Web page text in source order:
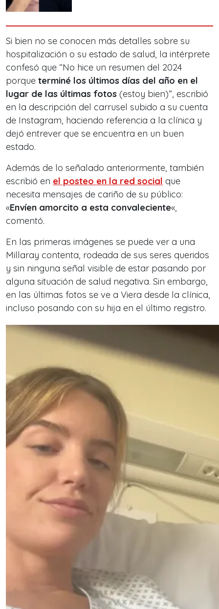
Si bien no se conocen más detalles sobre su
hospitalización o su estado de salud, la intérprete
confesó que “No hice un resumen del 2024
porque terminé los últimos días del año en el
lugar de las últimas fotos (estoy bien)”, escribió
en la descripción del carrusel subido a su cuenta
de Instagram, haciendo referencia a la clínica y
dejó entrever que se encuentra en un buen
estado.
Además de lo señalado anteriormente, también
escribió en el posteo en la red social que
necesita mensajes de cariño de su público:
«Envíen amorcito a esta convaleciente«,
comentó.
En las primeras imágenes se puede ver a una
Millaray contenta, rodeada de sus seres queridos
y sin ninguna señal visible de estar pasando por
alguna situación de salud negativa. Sin embargo,
en las últimas fotos se ve a Viera desde la clínica,
incluso posando con su hija en el último registro.